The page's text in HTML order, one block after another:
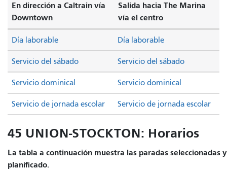
En dirección a Caltrain vía
Downtown
Salida hacia The Marina
vía el centro
Servicio del sábado Servicio del sábado
Servicio dominical Servicio dominical
Día laborable Día laborable
Servicio de jornada escolar Servicio de jornada escolar
45 UNION-STOCKTON: Horarios
La tabla a continuación muestra las paradas seleccionadas
planificado.